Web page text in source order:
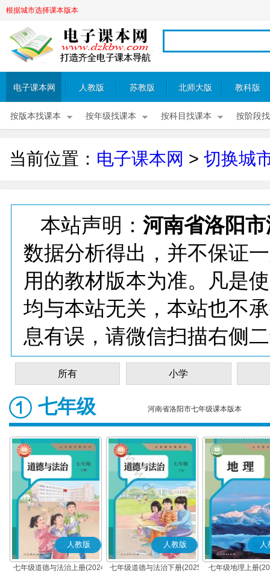
根据城市选择课本版本
电子课本网 人教版 苏教版 北师大版 教科版
按版本找课本 按年级找课本 按科目找课本 按阶段
当前位置： 电子课本网 > 切换城
本站声明： 河南省洛阳
数据分析得出，并不保证
用的教材版本为准。凡是
均与本站无关，本站也不
息有误，请微信扫描右侧
所有 小学
七年级 河南省洛阳市七年级课本版本
人教版
七年级道德与法治上册(2024
人教版
七年级道德与法治下册(2025
人
七年级地理上册